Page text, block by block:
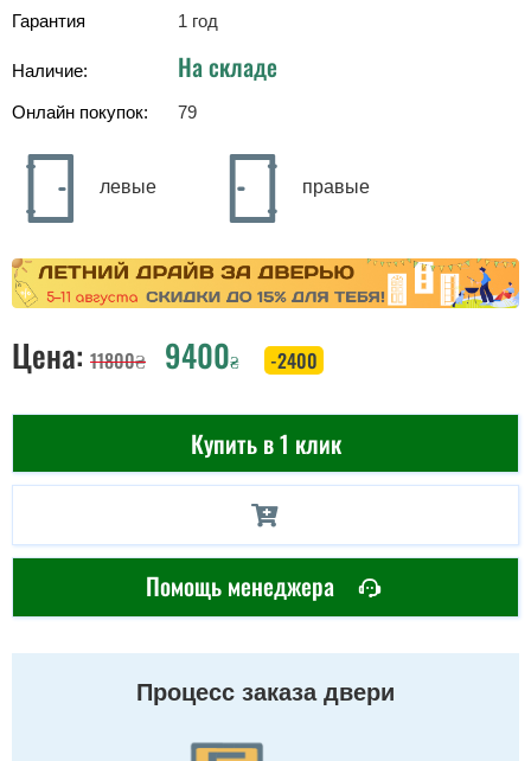
Гарантия
1 год
Наличие: На складе
Онлайн покупок: 79
левые правые
Цена: 11800₴ 9400₴ -2400
Купить в 1 клик
Помощь менеджера
Процесс заказа двери